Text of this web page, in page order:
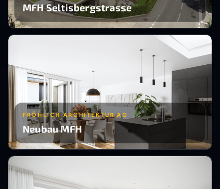
MFH Seltisbergstrasse
FRÖHLICH ARCHITEKTUR AG
Neubau MFH